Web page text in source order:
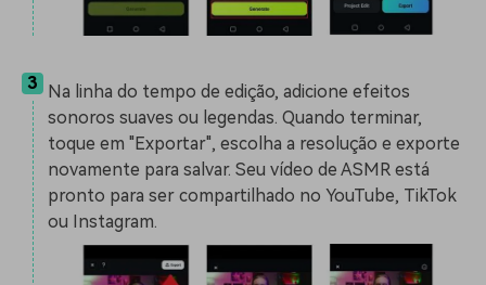
3 Na linha do tempo de edição, adicione efeitos
sonoros suaves ou legendas. Quando terminar,
toque em "Exportar", escolha a resolução e exporte
novamente para salvar. Seu vídeo de ASMR está
pronto para ser compartilhado no YouTube, TikTok
ou Instagram.